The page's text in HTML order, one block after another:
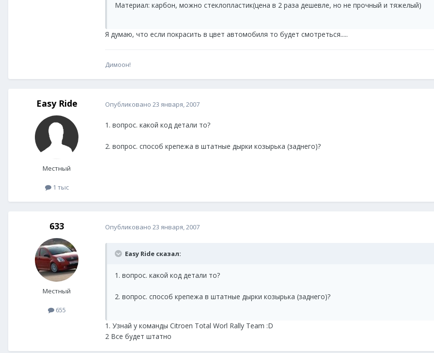
Материал: карбон, можно стеклопластик(цена в 2 раза дешевле, но не прочный и тяжелый)
Я думаю, что если покрасить в цвет автомобиля то будет смотреться.....
Димоон!
Easy Ride
Местный
1 тыс
Опубликовано 23 января, 2007
1. вопрос. какой код детали то?
2. вопрос. способ крепежа в штатные дырки козырька (заднего)?
633
Местный
655
Опубликовано 23 января, 2007
Easy Ride сказал:
1. вопрос. какой код детали то?
2. вопрос. способ крепежа в штатные дырки козырька (заднего)?
1. Узнай у команды Citroen Total Worl Rally Team :D
2 Все будет штатно